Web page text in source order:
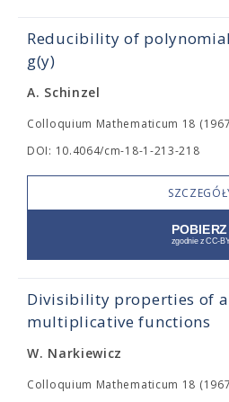
Reducibility of
g(y)
A. Schinzel
Colloquium Mathematicum 18
DOI: 10.4064/cm-18-1-213-218
Divisibility properties of
multiplicative functions
W. Narkiewicz
Colloquium Mathematicum 18